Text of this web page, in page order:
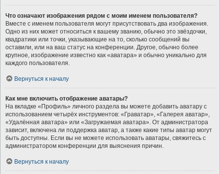
Что означают изображения рядом с моим именем пользователя?
Вместе с именем пользователя могут присутствовать два изображения.
Одно из них может относиться к вашему званию, обычно это звёздочки,
квадратики или точки, указывающие на то, сколько сообщений вы
оставили, или на ваш статус на конференции. Другое, обычно более
крупное, изображение известно как «аватара» и обычно уникально для
каждого пользователя.
Вернуться к началу
Как мне включить отображение аватары?
На вкладке «Профиль» личного раздела вы можете добавить аватару с
использованием четырёх инструментов: «Граватар», «Галерея аватар»,
«Удалённая аватара» или «Загружаемая аватара». От администратора
зависит, включена ли поддержка аватар, а также какие типы аватар могут
быть доступны. Если вы не можете использовать аватары, свяжитесь с
администратором конференции для выяснения причин.
Вернуться к началу